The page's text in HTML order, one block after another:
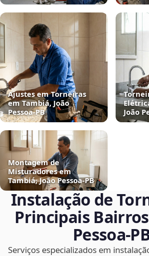
Ajustes em Torneiras
em Tambiá, João
Pessoa‑PB
João
Montagem de
Misturadores em
Tambiá, João Pessoa‑PB
Instalação de
Principais
Serviços especializados em